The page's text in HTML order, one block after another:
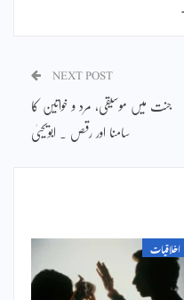
NEXT POST
جنت میں موسیقی، مرد و خواتین کا
سامنا اور رقص ۔ ابویحییٰ
اخلاقیات